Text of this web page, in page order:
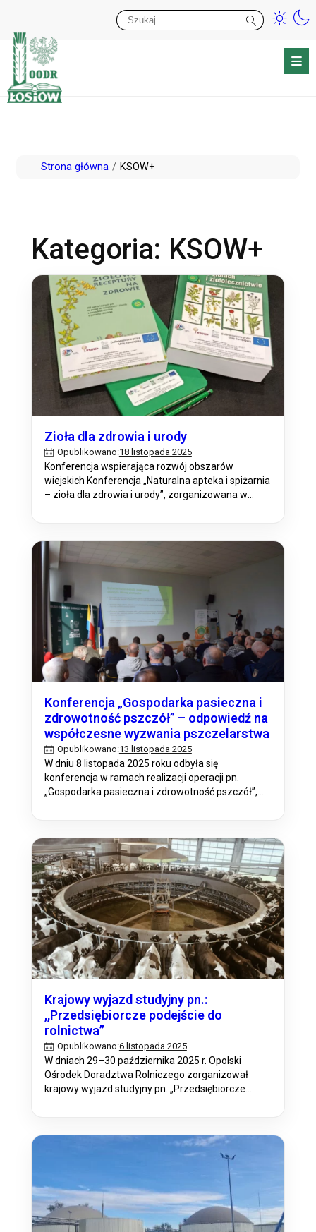
PrzejdźStrona główna KSOW+
Kategoria: KSOW+
Zioła dla zdrowia i urody
Opublikowano:18 listopada 2025
Konferencja wspierająca rozwój obszarów
wiejskich Konferencja „Naturalna apteka i spiżarnia
– zioła dla zdrowia i urody”, zorganizowana w
przedstawiciele gospodarstw edukacyjnych,
rolnicy, przetwórcy żywności, mieszkańcy
obszarów wiejskich oraz osoby związane z
agroturystyką i turystyką wiejską. Wydarzenie…
Konferencja „Gospodarka pasieczna i
zdrowotność pszczół” – odpowiedź na
współczesne wyzwania pszczelarstwa
Opublikowano:13 listopada 2025
W dniu 8 listopada 2025 roku odbyła się
konferencja w ramach realizacji operacji pn.
„Gospodarka pasieczna i zdrowotność pszczół”,
Obszarów Wiejskich KSOW+. Wydarzenie
skierowane było do pszczelarzy, doradców
rolniczych, rolników. Jego głównym celem było
podniesienie poziomu…
Krajowy wyjazd studyjny pn.:
,,Przedsiębiorcze podejście do
rolnictwa’’
Opublikowano:6 listopada 2025
W dniach 29–30 października 2025 r. Opolski
Ośrodek Doradztwa Rolniczego zorganizował
krajowy wyjazd studyjny pn. „Przedsiębiorcze
KSOW+, w którym udział wzięli uczniowie klasy V
Zespołu Szkół Centrum Kształcenia Rolniczego im.
ks. dr. Jana Dzierżona w Bogdańczowicach.
Pierwszego…